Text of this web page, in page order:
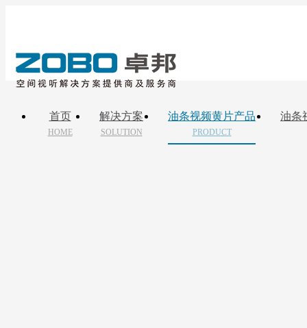
首页
HOME
解决方案
SOLUTION
油条视频黄片产品
PRODUCT
油条